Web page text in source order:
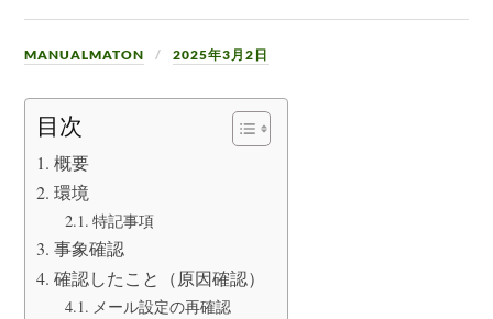
MANUALMATON 2025年3月2日
目次
概要
環境
特記事項
事象確認
確認したこと（原因確認）
メール設定の再確認